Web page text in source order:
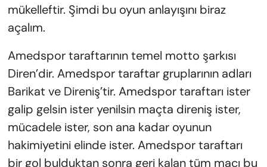
mükelleftir. Şimdi bu oyun anlayışını biraz
açalım.
Amedspor taraftarının temel motto şarkısı
Diren’dir. Amedspor taraftar gruplarının adları
Barikat ve Direniş’tir. Amedspor taraftarı ister
galip gelsin ister yenilsin maçta direniş ister,
mücadele ister, son ana kadar oyunun
hakimiyetini elinde ister. Amedspor taraftarı
bir gol bulduktan sonra geri kalan tüm maçı bu